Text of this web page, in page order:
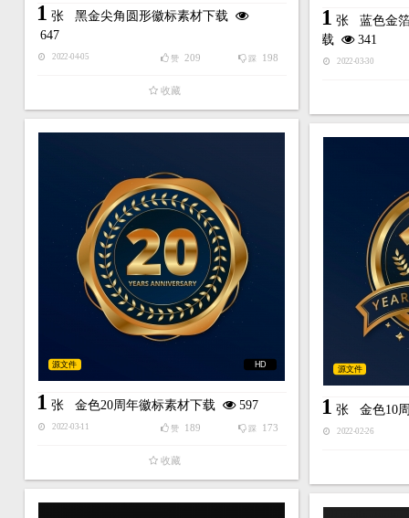
1 张黑金尖角圆形徽标素材下载
647
2022-04-05 踩 198
赞 209
收藏
1 张蓝色金
载
341
2022-03-30
HD
源文件
1 张金色20周年徽标素材下载 597
2022-03-11 踩 173
赞 189
收藏
源文件
1 张金色10
2022-02-26